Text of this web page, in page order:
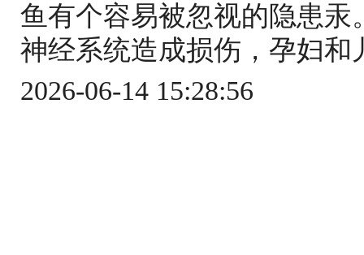
鱼有个容易被忽视的隐患
神经系统造成损伤，孕妇
2026-06-14 15:28:56